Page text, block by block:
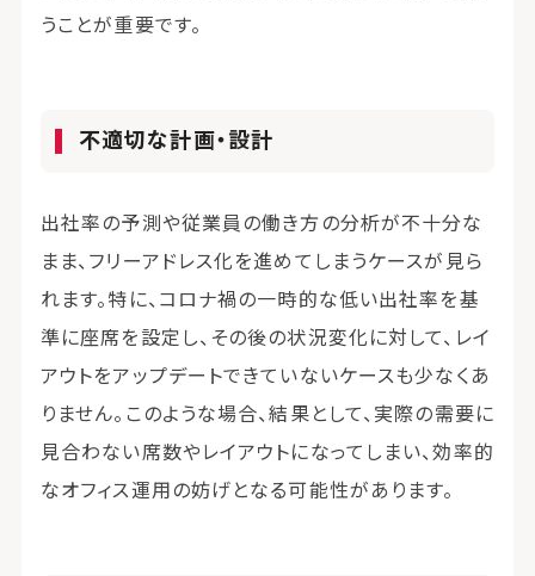
うことが重要です。
不適切な計画・設計
出社率の予測や従業員の働き方の分析が不十分な
まま、フリーアドレス化を進めてしまうケースが見ら
れます。特に、コロナ禍の一時的な低い出社率を基
準に座席を設定し、その後の状況変化に対して、レイ
アウトをアップデートできていないケースも少なくあ
りません。このような場合、結果として、実際の需要に
見合わない席数やレイアウトになってしまい、効率的
なオフィス運用の妨げとなる可能性があります。